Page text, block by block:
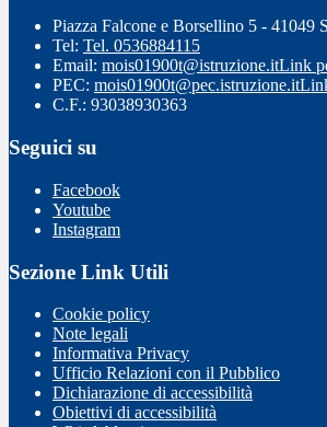
Piazza Falcone e Borsellino 5 - 41049
Tel: Tel. 0536884115
Email: mois01900t@istruzione.itLink
PEC: mois01900t@pec.istruzione.it
C.F.: 93038930363
Seguici su
Facebook
Youtube
Instagram
Sezione Link Utili
Cookie policy
Note legali
Informativa Privacy
Ufficio Relazioni con il Pubblico
Dichiarazione di accessibilità
Obiettivi di accessibilità